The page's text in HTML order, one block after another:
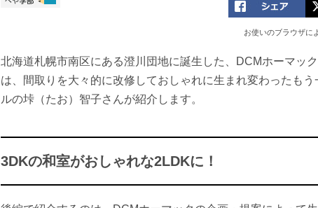
お使いのブラウザに
北海道札幌市南区にある澄川団地に誕生した、DCMホーマッ
は、間取りを大々的に改修しておしゃれに生まれ変わったも
ルの垰（たお）智子さんが紹介します。
3DKの和室がおしゃれな2LDKに！